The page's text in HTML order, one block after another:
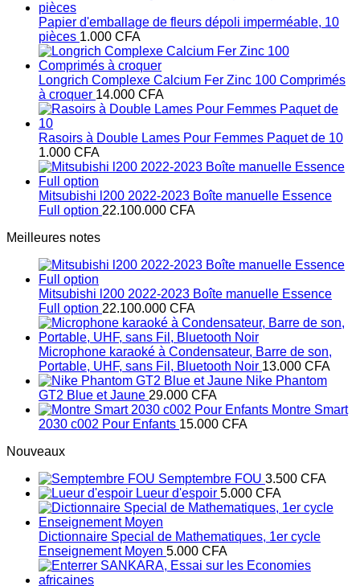
Papier d'emballage de fleurs dépoli imperméable, 10
pièces 1.000 CFA
Longrich Complexe Calcium Fer Zinc 100 Comprimés
à croquer 14.000 CFA
Rasoirs à Double Lames Pour Femmes Paquet de 10
1.000 CFA
Mitsubishi l200 2022-2023 Boîte manuelle Essence
Full option 22.100.000 CFA
Meilleures notes
Mitsubishi l200 2022-2023 Boîte manuelle Essence
Full option 22.100.000 CFA
Microphone karaoké à Condensateur, Barre de son,
Portable, UHF, sans Fil, Bluetooth Noir 13.000 CFA
Nike Phantom
GT2 Blue et Jaune 29.000 CFA
Montre Smart
2030 c002 Pour Enfants 15.000 CFA
Nouveaux
Semptembre FOU 3.500 CFA
Lueur d'espoir 5.000 CFA
Dictionnaire Special de Mathematiques, 1er cycle
Enseignement Moyen 5.000 CFA